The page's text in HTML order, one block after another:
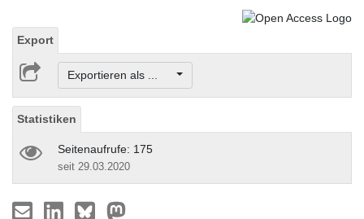
Export
Exportieren als ...
Statistiken
Seitenaufrufe: 175
seit 29.03.2020